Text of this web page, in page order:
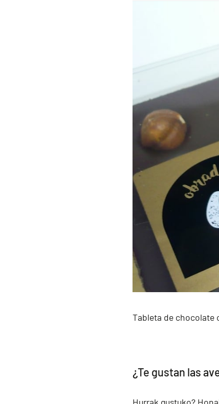
Tableta de chocolate
¿Te gustan las